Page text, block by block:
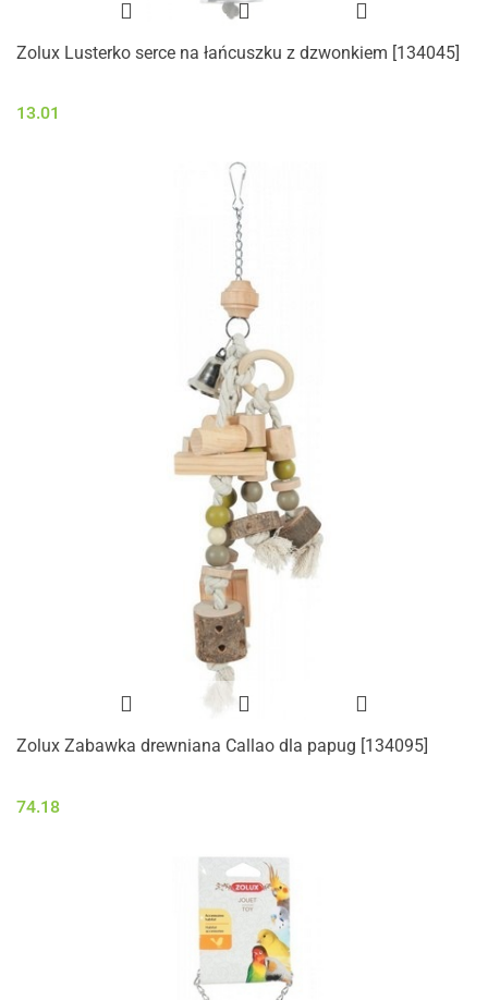
Zolux Lusterko serce na łańcuszku z dzwonkiem [134045]
13.01
Zolux Zabawka drewniana Callao dla papug [134095]
74.18